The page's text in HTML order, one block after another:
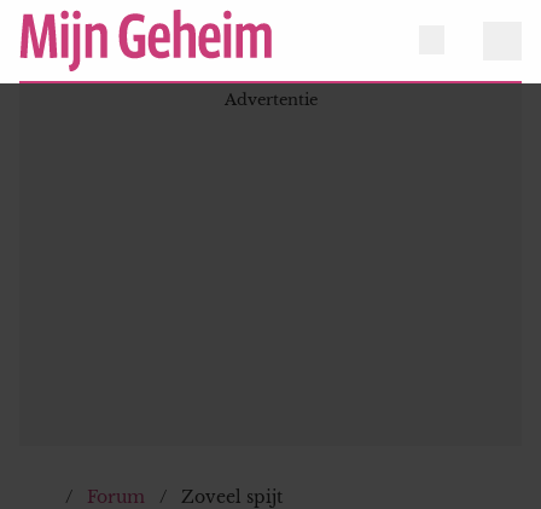
Forum Zoveel spijt